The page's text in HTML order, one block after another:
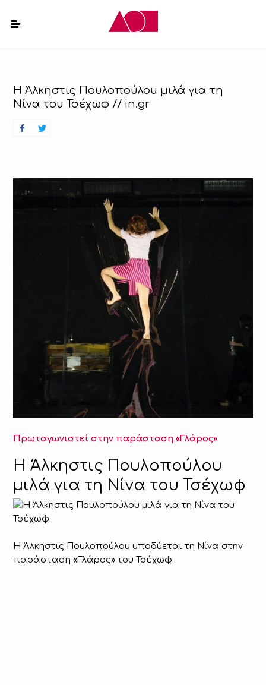
H Άλκηστις Πουλοπούλου μιλά για τη
Νίνα του Τσέχωφ // in.gr
Πρωταγωνιστεί στην παράσταση «Γλάρος»
H Άλκηστις Πουλοπούλου
μιλά για τη Νίνα του Τσέχωφ
Η Άλκηστις Πουλοπούλου υποδύεται τη Νίνα στην
παράσταση «Γλάρος» του Τσέχωφ.